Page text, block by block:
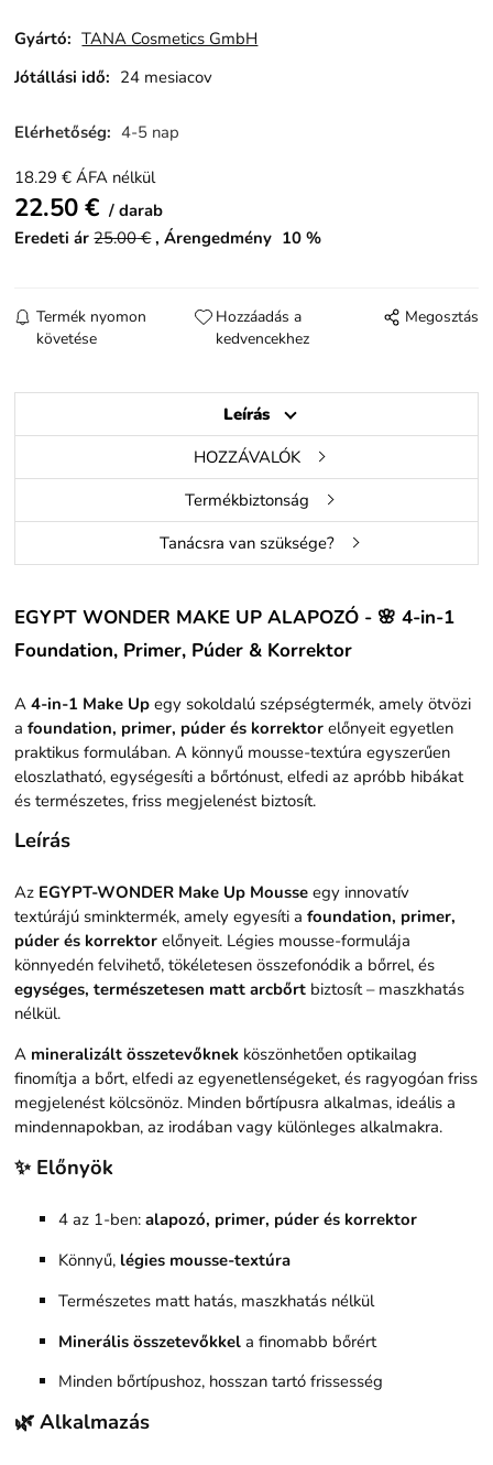
Gyártó: TANA Cosmetics GmbH
Jótállási idő: 24 mesiacov
Elérhetőség: 4-5 nap
18.29 €ÁFA nélkül
22.50€
darab
Eredeti ár 25.00€ Árengedmény 10 %
Termék nyomon
követése
Hozzáadás a
kedvencekhez
Megosztás
Leírás
HOZZÁVALÓK
Termékbiztonság
Tanácsra van szüksége?
EGYPT WONDER MAKE UP ALAPOZÓ - 🌸 4-in-1
Foundation, Primer, Púder & Korrektor
A4-in-1 Make Up egy sokoldalú szépségtermék, amely ötvözi
afoundation, primer, púder és korrektor előnyeit egyetlen
praktikus formulában. A könnyű mousse-textúra egyszerűen
eloszlatható, egységesíti a bőrtónust, elfedi az apróbb hibákat
és természetes, friss megjelenést biztosít.
Leírás
Az EGYPT-WONDER Make Up Mousse egy innovatív
textúrájú sminktermék, amely egyesíti afoundation, primer,
púder és korrektor előnyeit. Légies mousse-formulája
könnyedén felvihető, tökéletesen összefonódik a bőrrel, és
egységes, természetesen matt arcbőrt biztosít – maszkhatás
nélkül.
A mineralizált összetevőknek köszönhetően optikailag
finomítja a bőrt, elfedi az egyenetlenségeket, és ragyogóan friss
megjelenést kölcsönöz. Minden bőrtípusra alkalmas, ideális a
mindennapokban, az irodában vagy különleges alkalmakra.
✨ Előnyök
4 az 1-ben:alapozó, primer, púder és korrektor
Könnyű, légies mousse-textúra
Természetes matt hatás, maszkhatás nélkül
Minerális összetevőkkel a finomabb bőrért
Minden bőrtípushoz, hosszan tartó frissesség
🌿 Alkalmazás